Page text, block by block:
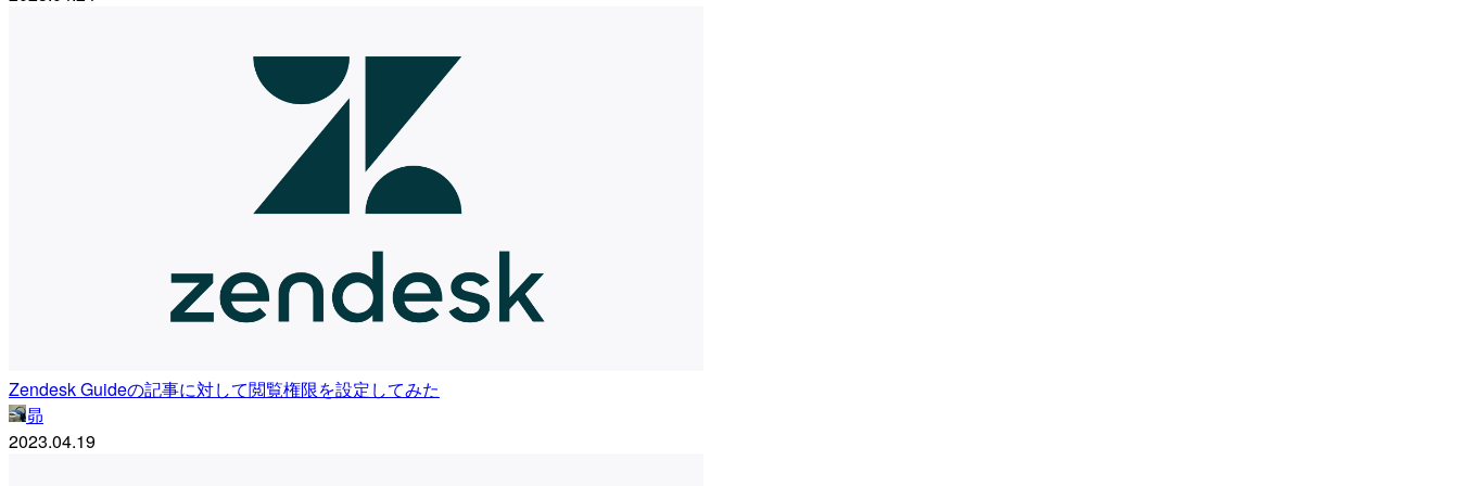
Zendesk Guideの記事に対して閲覧権限を設定してみた
昴
2023.04.19